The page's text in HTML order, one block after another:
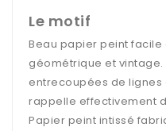
Le motif
Beau papier peint
géométrique et
entrecoupées de
rappelle effectivement
Papier peint intissé